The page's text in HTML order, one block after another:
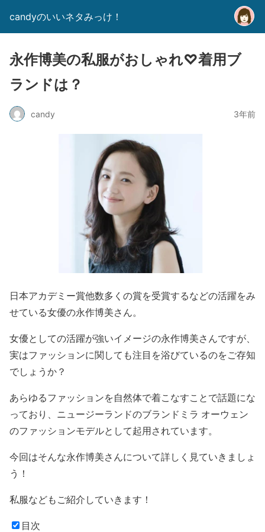
candyのいいネタみっけ！
永作博美の私服がおしゃれ♡着用ブ
ランドは？
candy 3年前
日本アカデミー賞他数多くの賞を受賞するなどの活躍をみ
せている女優の永作博美さん。
女優としての活躍が強いイメージの永作博美さんですが、
実はファッションに関しても注目を浴びているのをご存知
でしょうか？
あらゆるファッションを自然体で着こなすことで話題にな
っており、ニュージーランドのブランド ミラ オーウェン
のファッションモデルとして起用されています。
今回はそんな永作博美さんについて詳しく見ていきましょ
う ！
私服などもご紹介していきます！
目次